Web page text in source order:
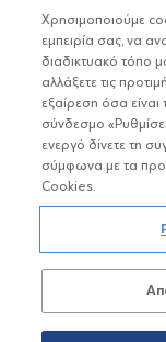
Δείτε τις πολιτικές
Βασικές Γνώσεις
Τα νέα μας
Χρήσιμοι σύνδεσμοι
H Eurobank Asset
Επενδυτική
Πιστοποιημένα
Αποστολή
ΟΙ ΟΣΕΚΑ ΔΕΝ
Χρησιμοποιούμε
εμπειρία σας, να
διαδικτυακό τόπο
αλλάξετε τις
εξαίρεση όσα
σύνδεσμο
ενεργό δίνετε τη
σύμφωνα με τα
Cookies.